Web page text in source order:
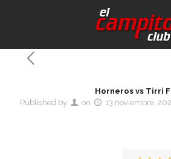
Horneros vs Tirri
Published by
on 13 noviembre,